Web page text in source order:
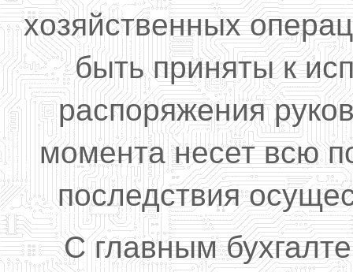
хозяйственных
быть приняты к
распоряжения
момента несет всю
последствия
С главным